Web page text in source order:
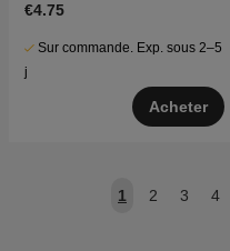
€4.75
Sur commande. Exp. sous 2–5
j
Acheter
1 2 3 4